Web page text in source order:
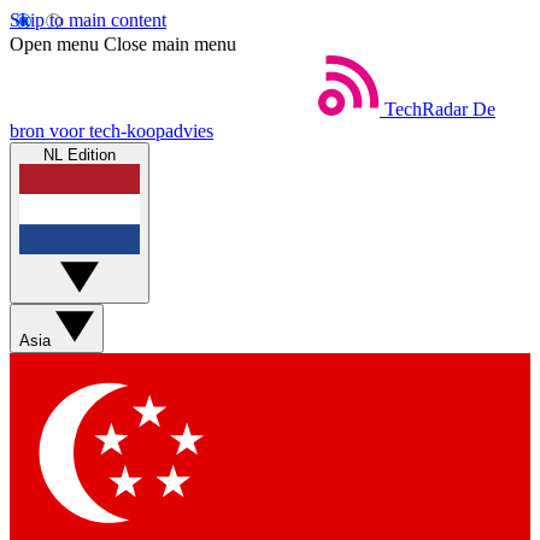
Skip to main content
Open menu Close main menu
TechRadar De
bron voor tech-koopadvies
NL Edition
Asia